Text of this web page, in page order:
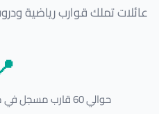
عائلات تملك قوارب رياضية
حوالي 60 قارب مسجل في منطقة الرميثية وضواحيها